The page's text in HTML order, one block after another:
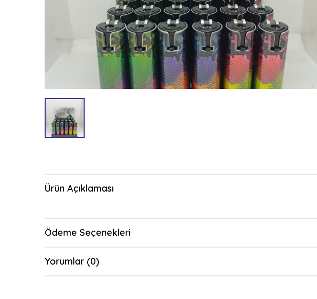
Ürün Açıklaması
Ödeme Seçenekleri
Yorumlar (0)